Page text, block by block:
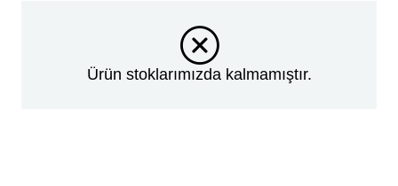
Ürün stoklarımızda kalmamıştır.